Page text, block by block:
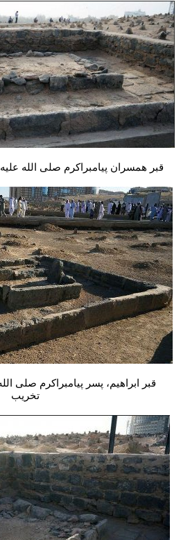
قبر همسران پیامبراکرم صلی الله علیه
قبر ابراهیم، پسر پیامبراکرم صلی
تخریب